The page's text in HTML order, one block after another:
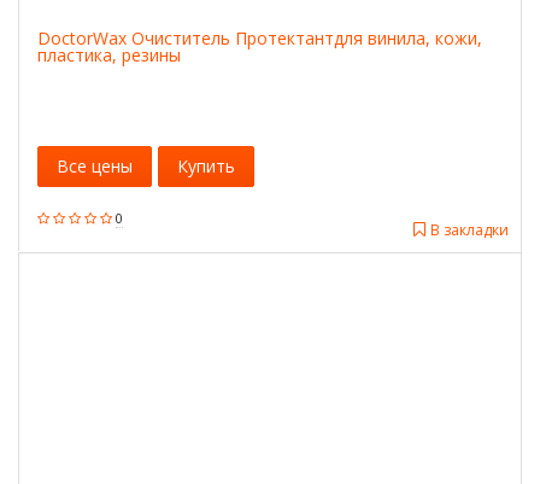
DoctorWax Очиститель Протектантдля винила, кожи,
пластика, резины
0
В закладки
Все цены Купить